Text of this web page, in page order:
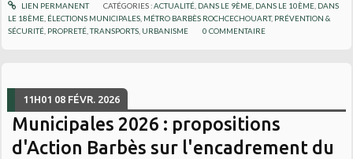
LIEN PERMANENT CATÉGORIES :ACTUALITÉ, DANS LE 9ÈME, DANS LE 10ÈME, DANS
LE 18ÈME ÉLECTIONS MUNICIPALES MÉTRO BARBÈS ROCHCECHOUART, PRÉVENTION &
SÉCURITÉ PROPRETÉ ,TRANSPORTS URBANISME 0 COMMENTAIRE
11H01 08 FÉVR. 2026
Municipales 2026 : propositions
d'Action Barbès sur l'encadrement du